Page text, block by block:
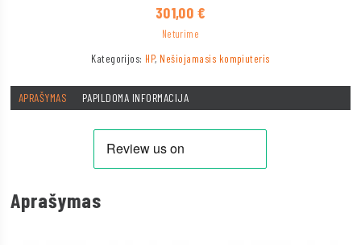
301,00 €
Neturime
Kategorijos: HP, Nešiojamasis kompiuteris
APRAŠYMAS PAPILDOMA INFORMACIJA
Aprašymas